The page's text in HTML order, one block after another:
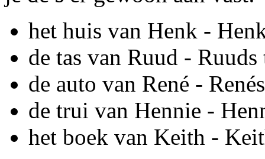
het huis van Henk -
de tas van Ruud - Ruuds
de auto van René -
de trui van Hennie -
het boek van Keith -